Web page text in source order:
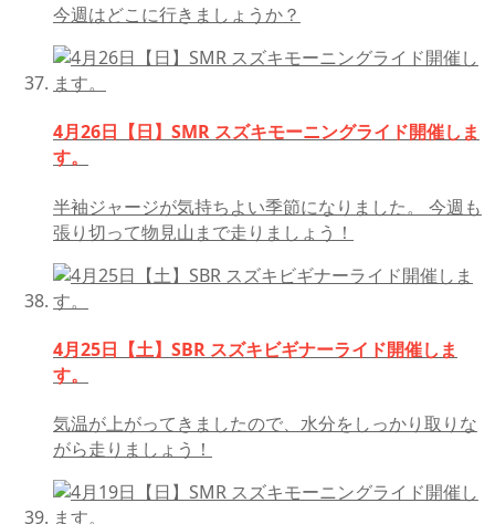
今週はどこに行きましょうか？
4月26日【日】SMR スズキモーニングライド開催しま
す。
半袖ジャージが気持ちよい季節になりました。 今週も
張り切って物見山まで走りましょう！
4月25日【土】SBR スズキビギナーライド開催しま
す。
気温が上がってきましたので、水分をしっかり取りな
がら走りましょう！